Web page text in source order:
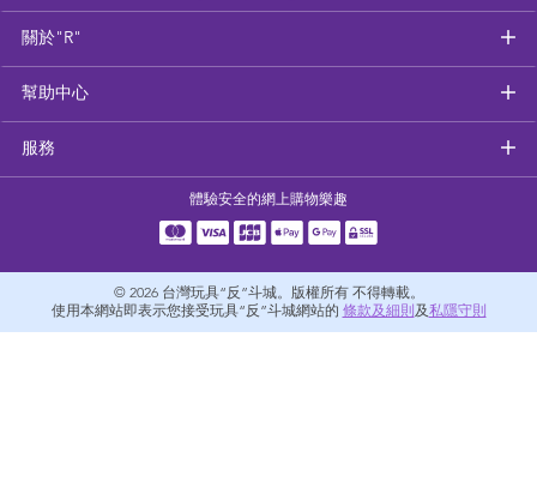
嬰兒手推車
準媽媽
毛巾及床上用品
外遊用品
關於"R"
幫助中心
服務
體驗安全的網上購物樂趣
© 2026 台灣玩具“反”斗城。版權所有 不得轉載。
使用本網站即表示您接受玩具“反”斗城網站的 條款及細則 及私隱守則